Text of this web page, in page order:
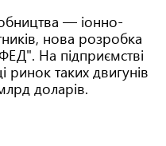
— іонно-
нова розробка
На підприємстві
таких двигунів
доларів.